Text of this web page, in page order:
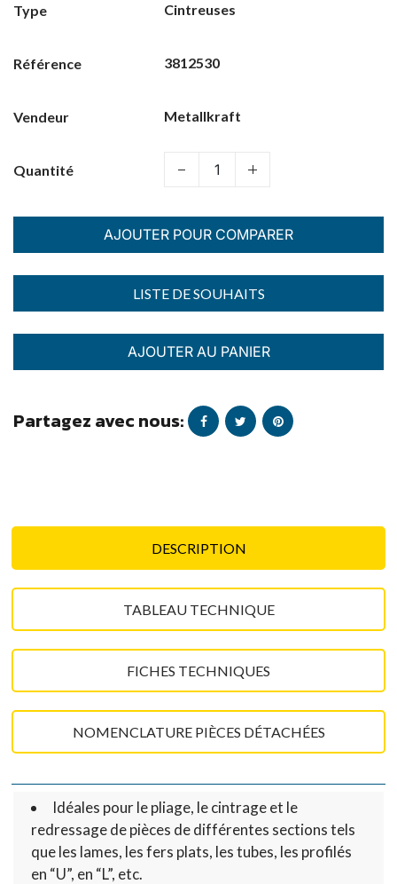
Type Cintreuses
Référence 3812530
Vendeur Metallkraft
Quantité
AJOUTER POUR COMPARER
AJOUTER AU PANIER
Partagez avec nous:
DESCRIPTION
TABLEAU TECHNIQUE
FICHES TECHNIQUES
NOMENCLATURE PIÈCES DÉTACHÉES
Idéales pour le pliage, le cintrage et le
redressage de pièces de différentes sections tels
que les lames, les fers plats, les tubes, les profilés
en “U”, en “L”, etc.